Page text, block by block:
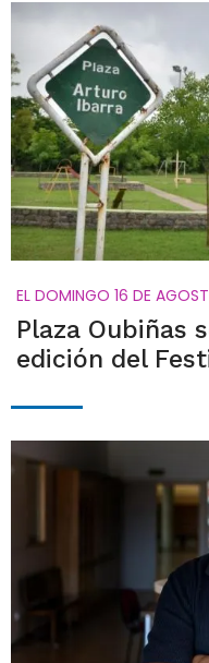
EL DOMINGO 16 DE
Plaza Oubiñas
edición del